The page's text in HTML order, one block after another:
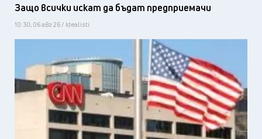
Защо всички искат да бъдат предприемачи
10:30, 06 авг 26 / Idealisti